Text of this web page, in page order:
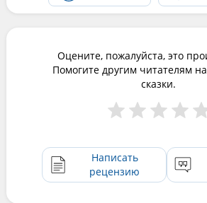
Оцените, пожалуйста, это
Помогите другим читателям
сказки.
Написать
рецензию